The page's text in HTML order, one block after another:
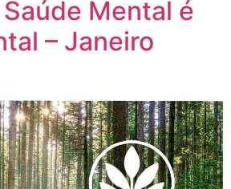
Mental é
– Janeiro